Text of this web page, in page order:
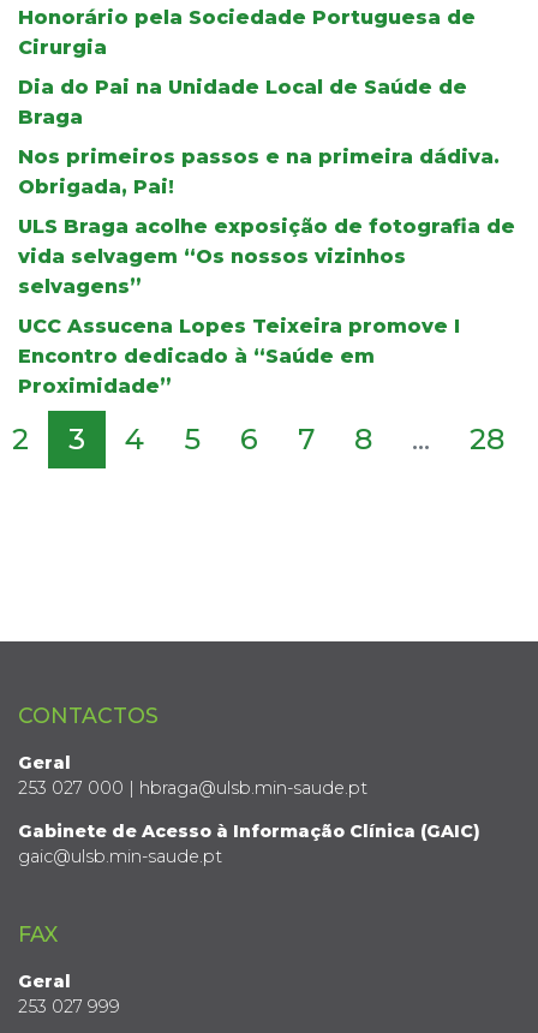
Honorário pela Sociedade Portuguesa de
Cirurgia
Dia do Pai na Unidade Local de Saúde de
Braga
Nos primeiros passos e na primeira dádiva.
Obrigada, Pai!
ULS Braga acolhe exposição de fotografia de
vida selvagem “Os nossos vizinhos
selvagens”
UCC Assucena Lopes Teixeira promove I
Encontro dedicado à “Saúde em
Proximidade”
2 3 4 5 6 7 8 ... 28
CONTACTOS
Geral
253 027 000 | hbraga@ulsb.min-saude.pt
Gabinete de Acesso à Informação Clínica (GAIC)
gaic@ulsb.min-saude.pt
FAX
Geral
253 027 999